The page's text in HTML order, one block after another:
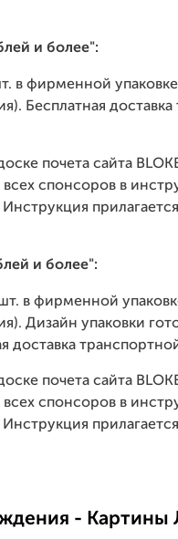
и более":
в фирменной
Бесплатная
почета сайта
спонсоров в
Инструкция
и более":
в фирменной
Дизайн упаковки
доставка
почета сайта
спонсоров в
Инструкция
- Картины